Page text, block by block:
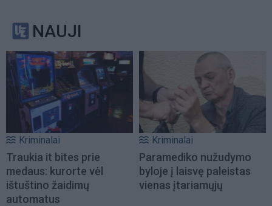
NAUJI
Kriminalai
Traukia it bites prie
medaus: kurorte vėl
ištuštino žaidimų
automatus
Kriminalai
Paramediko nužudymo
byloje į laisvę paleistas
vienas įtariamųjų